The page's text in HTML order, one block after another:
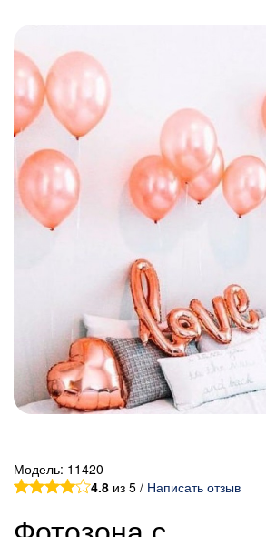
Модель: 11420
4.8 из 5 / Написать отзыв